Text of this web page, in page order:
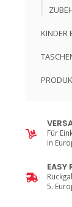
KINDER
Für
in
EASY
5.